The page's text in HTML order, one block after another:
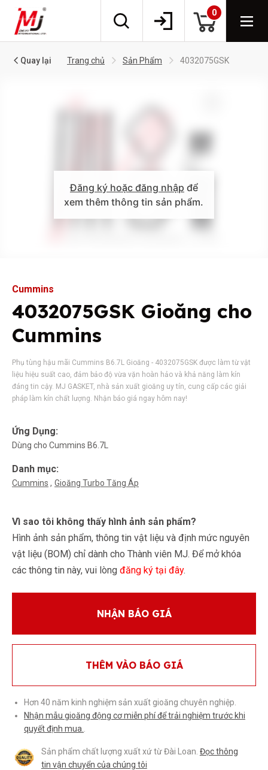
0
Quay lại Trang chủ Sản Phẩm 4032075GSK
Đăng ký hoặc đăng nhập để
xem thêm thông tin sản phẩm.
Cummins
4032075GSK Gioăng cho
Cummins
Phụ tùng hậu mãi Cummins B6.7L Gioăng - 4032075GSK được làm từ vật
liệu hiệu suất cao, đảm bảo độ vừa vặn hoàn hảo và khả năng làm kín
đáng tin cậy. MJ GASKET, nhà sản xuất gioăng uy tín, cung cấp các giải
pháp làm kín chất lượng. Nhận báo giá ngay hôm nay!
Ứng Dụng:
Dùng cho Cummins B6.7L
Danh mục:
Cummins Gioăng Turbo Tăng Áp
Vì sao tôi không thấy hình ảnh sản phẩm?
Hình ảnh sản phẩm, thông tin vật liệu và định mức nguyên
vật liệu (BOM) chỉ dành cho Thành viên MJ. Để mở khóa
các thông tin này, vui lòng đăng ký tại đây.
NHẬN BÁO GIÁ
THÊM VÀO BÁO GIÁ
Hơn 40 năm kinh nghiệm sản xuất gioăng chuyên nghiệp.
Nhận mẫu gioăng động cơ miễn phí để trải nghiệm trước khi
quyết định mua.
Sản phẩm chất lượng xuất xứ từ Đài Loan. Đọc thông
tin vận chuyển của chúng tôi